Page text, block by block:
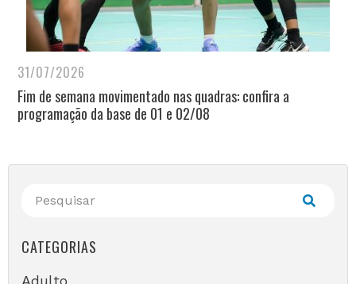
31/07/2026
Fim de semana movimentado nas quadras: confira a
programação da base de 01 e 02/08
CATEGORIAS
Adulto